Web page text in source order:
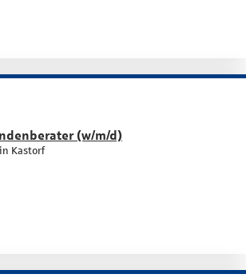
(w/m/d)
Kastorf